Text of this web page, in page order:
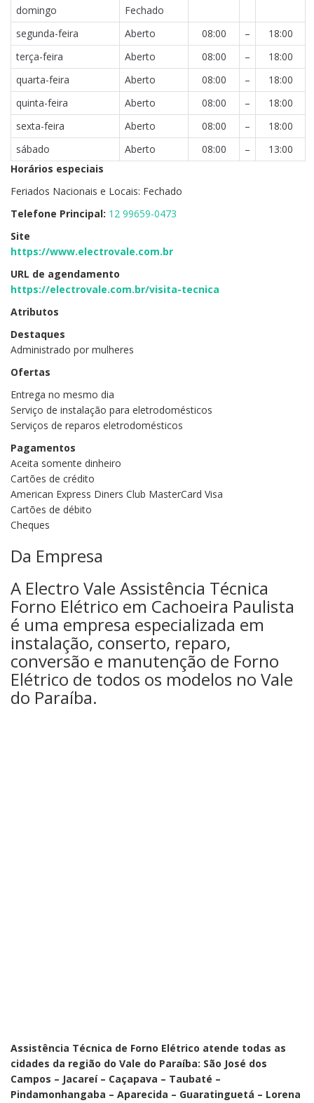
domingo
Fechado
segunda-feira
Aberto 08:00 –
18:00
terça-feira
Aberto 08:00 –
18:00
quarta-feira
Aberto 08:00 –
18:00
quinta-feira
Aberto 08:00 –
18:00
sexta-feira
Aberto 08:00 –
18:00
sábado
Aberto 08:00 –
13:00
Horários especiais
Feriados Nacionais e Locais: Fechado
Telefone Principal: 12 99659-0473
Site
https://www.electrovale.com.br
URL de agendamento
https://electrovale.com.br/visita-tecnica
Atributos
Destaques
Administrado por mulheres
Ofertas
Entrega no mesmo dia
Serviço de instalação para eletrodomésticos
Serviços de reparos eletrodomésticos
Pagamentos
Aceita somente dinheiro
Cartões de crédito
American Express Diners Club MasterCard Visa
Cartões de débito
Cheques
Da Empresa
A Electro Vale Assistência Técnica
Forno Elétrico em Cachoeira Paulista
é uma empresa especializada em
instalação, conserto, reparo,
conversão e manutenção de Forno
Elétrico de todos os modelos no Vale
do Paraíba.
Assistência Técnica de Forno Elétrico atende todas as
cidades da região do Vale do Paraíba: São José dos
Campos – Jacareí – Caçapava – Taubaté –
Pindamonhangaba – Aparecida – Guaratinguetá – Lorena